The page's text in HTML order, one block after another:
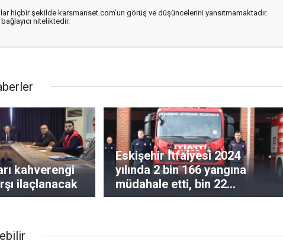
hiçbir şekilde karsmanset.com’un görüş ve düşüncelerini yansıtmamaktadır.
niteliktedir.
kahverengi
ilaçlanacak
Eskişehir İtfaiyesi 2024
yılında 2 bin 166 yangına
müdahale etti, bin 22
kurtarma olayı